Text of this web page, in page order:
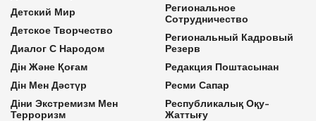
Детский Мир
Детское Творчество
Диалог С Народом
Дін Және Қоғам
Дін Мен Дәстүр
Діни Экстремизм Мен
Терроризм
Региональное
Сотрудничество
Региональный Кадровый
Резерв
Редакция Поштасынан
Ресми Сапар
Республикалық Оқу-
Жаттығу